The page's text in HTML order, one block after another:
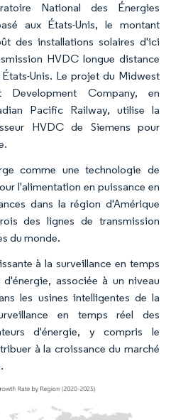
National des Énergies
aux États-Unis, le montant
des installations solaires d'ici
HVDC longue distance
Unis. Le projet du Midwest
Company, en
Pacific Railway, utilise la
HVDC de Siemens pour
comme une technologie de
l'alimentation en puissance en
dans la région d'Amérique
des lignes de transmission
du monde.
à la surveillance en temps
associée à un niveau
les usines intelligentes de la
en temps réel des
d'énergie, y compris le
à la croissance du marché